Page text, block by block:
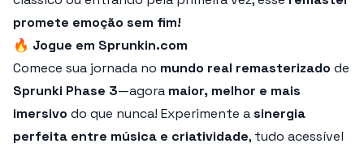
promete emoção sem fim!
🔥 Jogue em Sprunkin.com
Comece sua jornada no mundo real remasterizado de
Sprunki Phase 3—agora maior, melhor e mais
imersivo do que nunca! Experimente asinergia
perfeita entre música e criatividade, tudo acessível